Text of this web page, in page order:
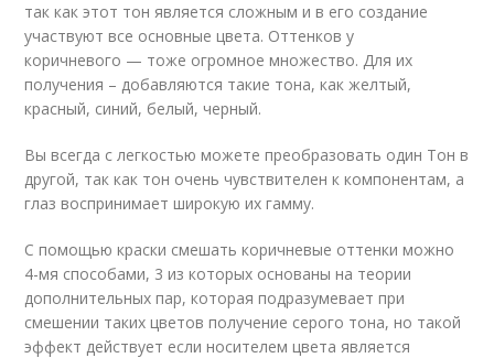
так как этот тон является сложным и в его создание
участвуют все основные цвета. Оттенков у
коричневого — тоже огромное множество. Для их
получения – добавляются такие тона, как желтый,
красный, синий, белый, черный.
Вы всегда с легкостью можете преобразовать один Тон в
другой, так как тон очень чувствителен к компонентам, а
глаз воспринимает широкую их гамму.
С помощью краски смешать коричневые оттенки можно
4-мя способами, 3 из которых основаны на теории
дополнительных пар, которая подразумевает при
смешении таких цветов получение серого тона, но такой
эффект действует если носителем цвета является